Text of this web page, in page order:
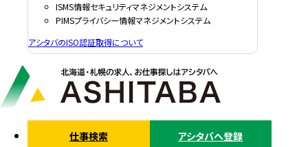
ISMS情報セキュリティマネジメントシステム
PIMSプライバシー情報マネジメントシステム
アシタバのISO認証取得について
仕事検索 アシタバへ登録